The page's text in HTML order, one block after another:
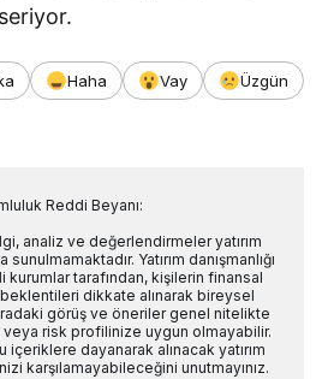
Haha Vay
Üzgün
Reddi Beyanı:
analiz ve değerlendirmeler yatırım
sunulmamaktadır. Yatırım danışmanlığı
kurumlar tarafından, kişilerin finansal
dikkate alınarak bireysel
görüş ve öneriler genel nitelikte
risk profilinize uygun olmayabilir.
içeriklere dayanarak alınacak yatırım
karşılamayabileceğini unutmayınız.